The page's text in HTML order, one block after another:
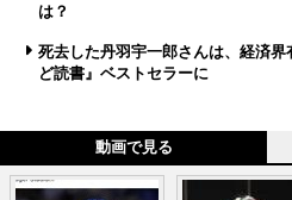
は？
死去した丹羽宇一郎さんは、経済
ど読書』ベストセラーに
動画で見る